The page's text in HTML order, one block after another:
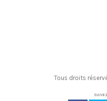
Tous droits